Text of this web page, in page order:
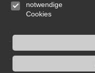
notwendige
Cookies